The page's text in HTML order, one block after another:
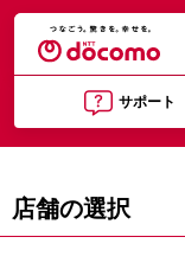
サポート
店舗の選択